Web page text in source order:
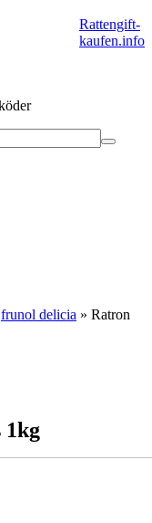
Rattengift-
kaufen.info
frunol delicia » Ratron
1kg